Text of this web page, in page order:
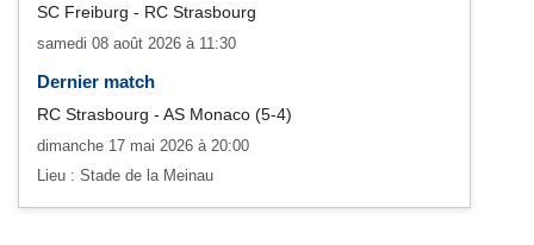
SC Freiburg - RC Strasbourg
samedi 08 août 2026 à 11:30
Dernier match
RC Strasbourg - AS Monaco (5-4)
dimanche 17 mai 2026 à 20:00
Lieu : Stade de la Meinau